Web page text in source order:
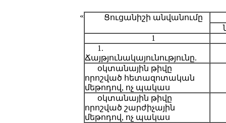
«
Ցուցանիշի անվանումը
1
1.
Ճայթյունակայունությունը.
օկտանային թիվը
որոշված հետազոտական
մեթոդով, ոչ պակաս
օկտանային թիվը
որոշված շարժիչային
մեթոդով, ոչ պակաս